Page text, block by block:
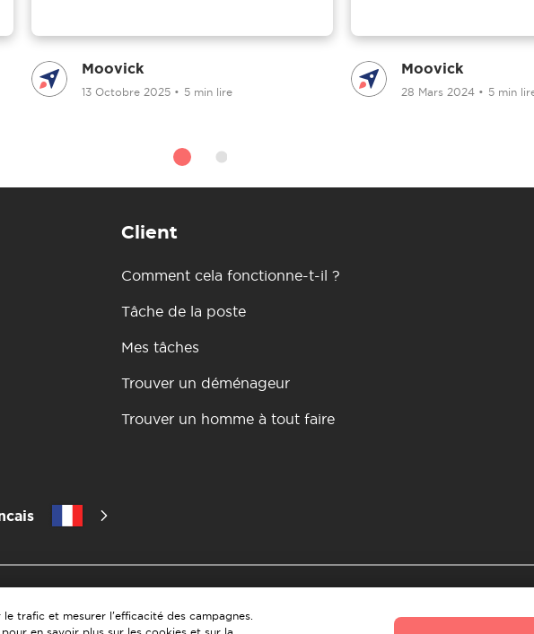
Moovick
13 Octobre 2025 • 5 min lire
Moovick
28 Mars 2024 • 5 min
Client
Comment cela fonctionne-t-il ?
Tâche de la poste
Mes tâches
Trouver un déménageur
Trouver un homme à tout faire
de paiement
Conditions générales d'utilisation Annulation et remboursement
trafic et mesurer l'efficacité des campagnes.